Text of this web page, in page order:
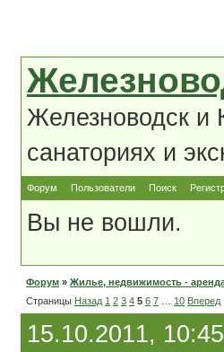
Железноводск и
санаториях и
Форум Пользователи Поиск
Вы не вошли.
Форум » Жилье, недвижимость -
Страницы Назад 1 2 3 4 5 6 7 10 Вперед
15.10.2011, 10:45